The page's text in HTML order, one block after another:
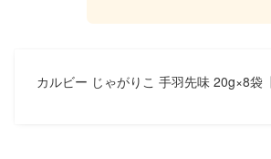
カルビー じゃがりこ 手羽先味 20g×8袋